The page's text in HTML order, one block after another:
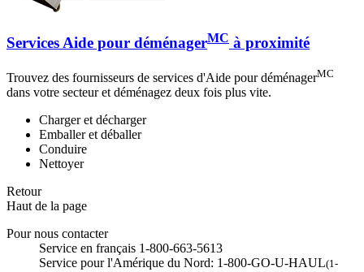
Services Aide pour déménagerMC à proximité
Trouvez des fournisseurs de services d'Aide pour déménagerMC
dans votre secteur et déménagez deux fois plus vite.
Charger et décharger
Emballer et déballer
Conduire
Nettoyer
Retour
Haut de la page
Pour nous contacter
Service en français 1-800-663-5613
Service pour l'Amérique du Nord: 1-800-GO-U-HAUL(1-